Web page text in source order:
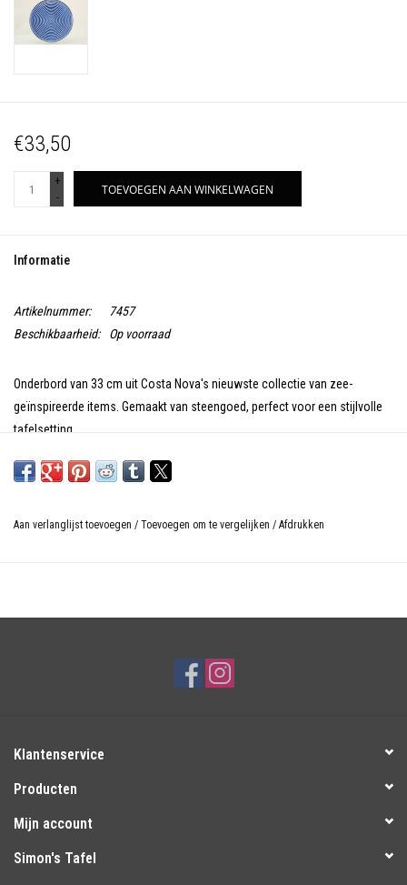
€33,50
+
-
TOEVOEGEN AAN WINKELWAGEN
Informatie
Artikelnummer:
7457
Beschikbaarheid:
Op voorraad
Onderbord van 33 cm uit Costa Nova's nieuwste collectie van zee-
geïnspireerde items. Gemaakt van steengoed, perfect voor een stijlvolle
tafelsetting.
Aan verlanglijst toevoegen / Toevoegen om te vergelijken / Afdrukken
Klantenservice
Producten
Mijn account
Simon's Tafel